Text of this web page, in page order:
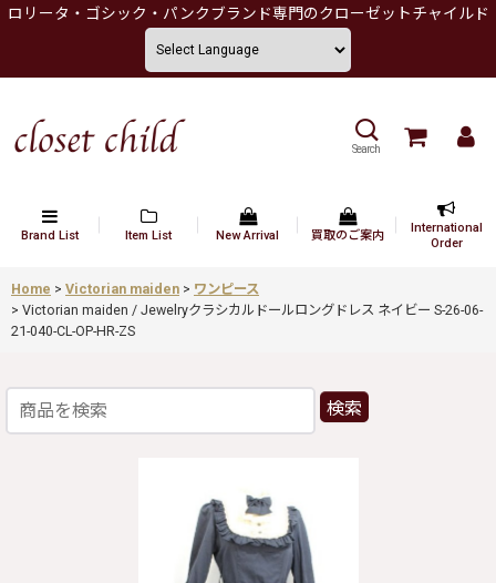
ロリータ・ゴシック・パンクブランド専門のクローゼットチャイルド
Search
Brand List Item List New Arrival 買取のご案内
International
Order
Home > Victorian maiden > ワンピース
> Victorian maiden / Jewelryクラシカルドールロングドレス ネイビー S-26-06-
21-040-CL-OP-HR-ZS
検索